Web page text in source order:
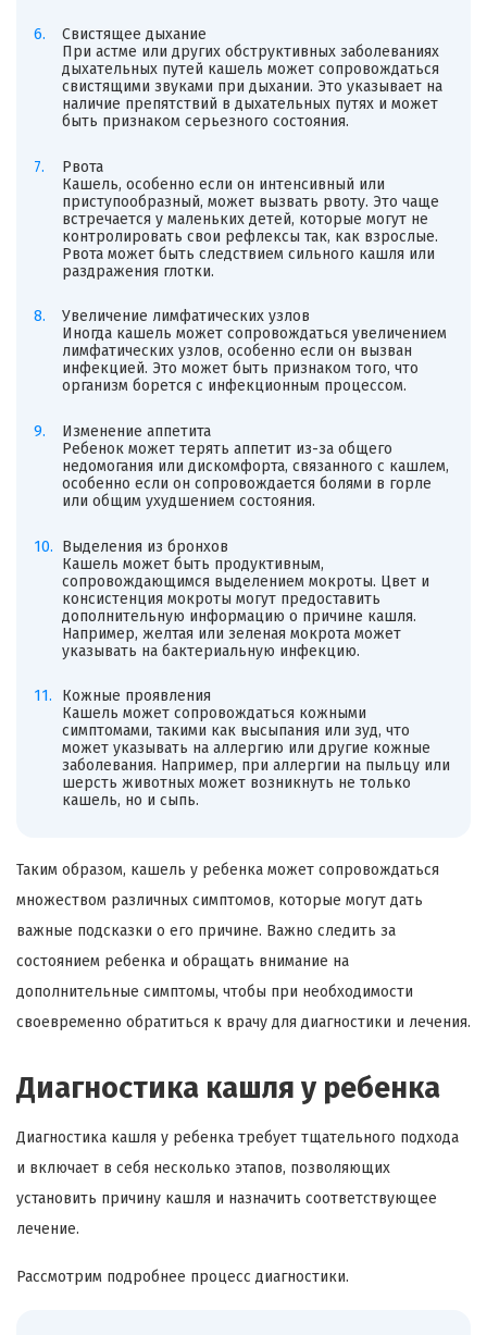
Свистящее дыхание
При астме или других обструктивных заболеваниях
дыхательных путей кашель может сопровождаться
свистящими звуками при дыхании. Это указывает на
наличие препятствий в дыхательных путях и может
быть признаком серьезного состояния.
Рвота
Кашель, особенно если он интенсивный или
приступообразный, может вызвать рвоту. Это чаще
встречается у маленьких детей, которые могут не
контролировать свои рефлексы так, как взрослые.
Рвота может быть следствием сильного кашля или
раздражения глотки.
Увеличение лимфатических узлов
Иногда кашель может сопровождаться увеличением
лимфатических узлов, особенно если он вызван
инфекцией. Это может быть признаком того, что
организм борется с инфекционным процессом.
Изменение аппетита
Ребенок может терять аппетит из-за общего
недомогания или дискомфорта, связанного с кашлем,
особенно если он сопровождается болями в горле
или общим ухудшением состояния.
Выделения из бронхов
Кашель может быть продуктивным,
сопровождающимся выделением мокроты. Цвет и
консистенция мокроты могут предоставить
дополнительную информацию о причине кашля.
Например, желтая или зеленая мокрота может
указывать на бактериальную инфекцию.
Кожные проявления
Кашель может сопровождаться кожными
симптомами, такими как высыпания или зуд, что
может указывать на аллергию или другие кожные
заболевания. Например, при аллергии на пыльцу или
шерсть животных может возникнуть не только
кашель, но и сыпь.
Таким образом, кашель у ребенка может сопровождаться
множеством различных симптомов, которые могут дать
важные подсказки о его причине. Важно следить за
состоянием ребенка и обращать внимание на
дополнительные симптомы, чтобы при необходимости
своевременно обратиться к врачу для диагностики и лечения.
Диагностика кашля у ребенка
Диагностика кашля у ребенка требует тщательного подхода
и включает в себя несколько этапов, позволяющих
установить причину кашля и назначить соответствующее
лечение.
Рассмотрим подробнее процесс диагностики.